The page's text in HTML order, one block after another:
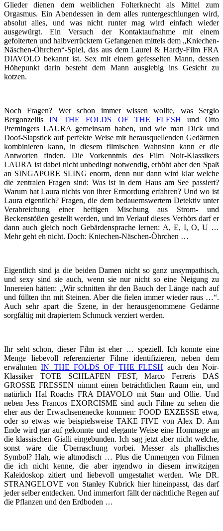
Glieder dienen dem weiblichen Folterknecht als Mittel zum
Orgasmus. Ein Abendessen in dem alles runtergeschlungen wird,
absolut alles, und was nicht runter mag wird einfach wieder
ausgewürgt. Ein Versuch der Kontaktaufnahme mit einem
gefolterten und halbverrücktem Gefangenen mittels dem „Kniechen-
Näschen-Öhrchen“-Spiel, das aus dem Laurel & Hardy-Film FRA
DIAVOLO bekannt ist. Sex mit einem gefesselten Mann, dessen
Höhepunkt darin besteht dem Mann ausgiebig ins Gesicht zu
kotzen.
Noch Fragen? Wer schon immer wissen wollte, was Sergio
BergonzellisIN THE FOLDS OF THE FLESH und Otto
Premingers LAURA gemeinsam haben, und wie man Dick und
Doof-Slapstick auf perfekte Weise mit herausquellenden Gedärmen
kombinieren kann, in diesem filmischen Wahnsinn kann er die
Antworten finden. Die Vorkenntnis des Film Noir-Klassikers
LAURA ist dabei nicht unbedingt notwendig, erhöht aber den Spaß
an SINGAPORE SLING enorm, denn nur dann wird klar welche
die zentralen Fragen sind: Was ist in dem Haus am See passiert?
Warum hat Laura nichts von ihrer Ermordung erfahren? Und wo ist
Laura eigentlich? Fragen, die dem bedauernswertem Detektiv unter
Verabreichung einer heftigen Mischung aus Strom- und
Beckenstößen gestellt werden, und im Verlauf dieses Verhörs darf er
dann auch gleich noch Gebärdensprache lernen: A, E, I, O, U …
Mehr geht eh nicht. Doch: Kniechen-Näschen-Öhrchen …
Eigentlich sind ja die beiden Damen nicht so ganz unsympathisch,
und sexy sind sie auch, wenn sie nur nicht so eine Neigung zu
Innereien hätten: „Wir schnitten ihr den Bauch der Länge nach auf
und füllten ihn mit Steinen. Aber die fielen immer wieder raus …“.
Auch sehr apart die Szene, in der herausgenommene Gedärme
sorgfältig mit drapiertem Schmuck verziert werden.
Ihr seht schon, dieser Film ist eher … speziell. Ich konnte eine
Menge liebevoll referenzierter Filme identifizieren, neben dem
erwähntenIN THE FOLDS OF THE FLESH auch den Noir-
Klassiker TOTE SCHLAFEN FEST, Marco Ferreris DAS
GROSSE FRESSEN nimmt einen beträchtlichen Raum ein, und
natürlich Hal Roachs FRA DIAVOLO mit Stan und Ollie. Und
neben Jess Francos EXORCISME sind auch Filme zu sehen die
eher aus der Erwachsenenecke kommen: FOOD EXZESSE etwa,
oder so etwas wie beispielsweise TAKE FIVE von Alex D. Am
Ende wird gar auf gekonnte und elegante Weise eine Hommage an
die klassischen Gialli eingebunden. Ich sag jetzt aber nicht welche,
sonst wäre die Überraschung vorbei. Messer als phallisches
Symbol? Hah, wie altmodisch … Plus die Unmengen von Filmen
die ich nicht kenne, die aber irgendwo in diesem irrwitzigen
Kaleidoskop zitiert und liebevoll umgestaltet werden. Wie DR.
STRANGELOVE von Stanley Kubrick hier hineinpasst, das darf
jeder selber entdecken. Und immerfort fällt der nächtliche Regen auf
die Pflanzen und den Erdboden …